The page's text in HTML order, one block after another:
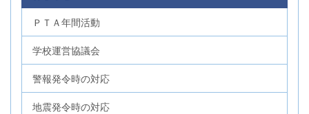
ＰＴＡ年間活動
学校運営協議会
警報発令時の対応
地震発令時の対応